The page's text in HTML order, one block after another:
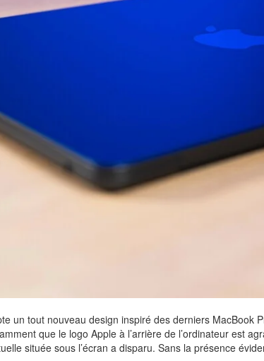
un tout nouveau design inspiré des derniers
que le logo Apple à l’arrière de l’ordinateur est
située sous l’écran a disparu. Sans la présence